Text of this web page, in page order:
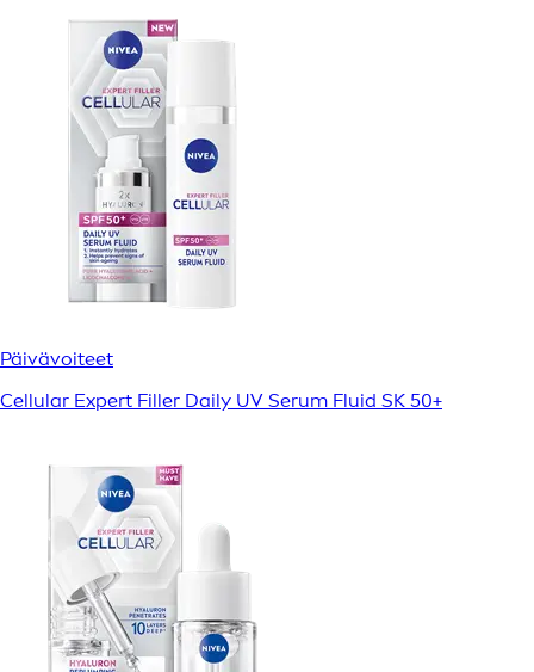
Päivävoiteet
Cellular Expert Filler Daily UV Serum Fluid SK 50+